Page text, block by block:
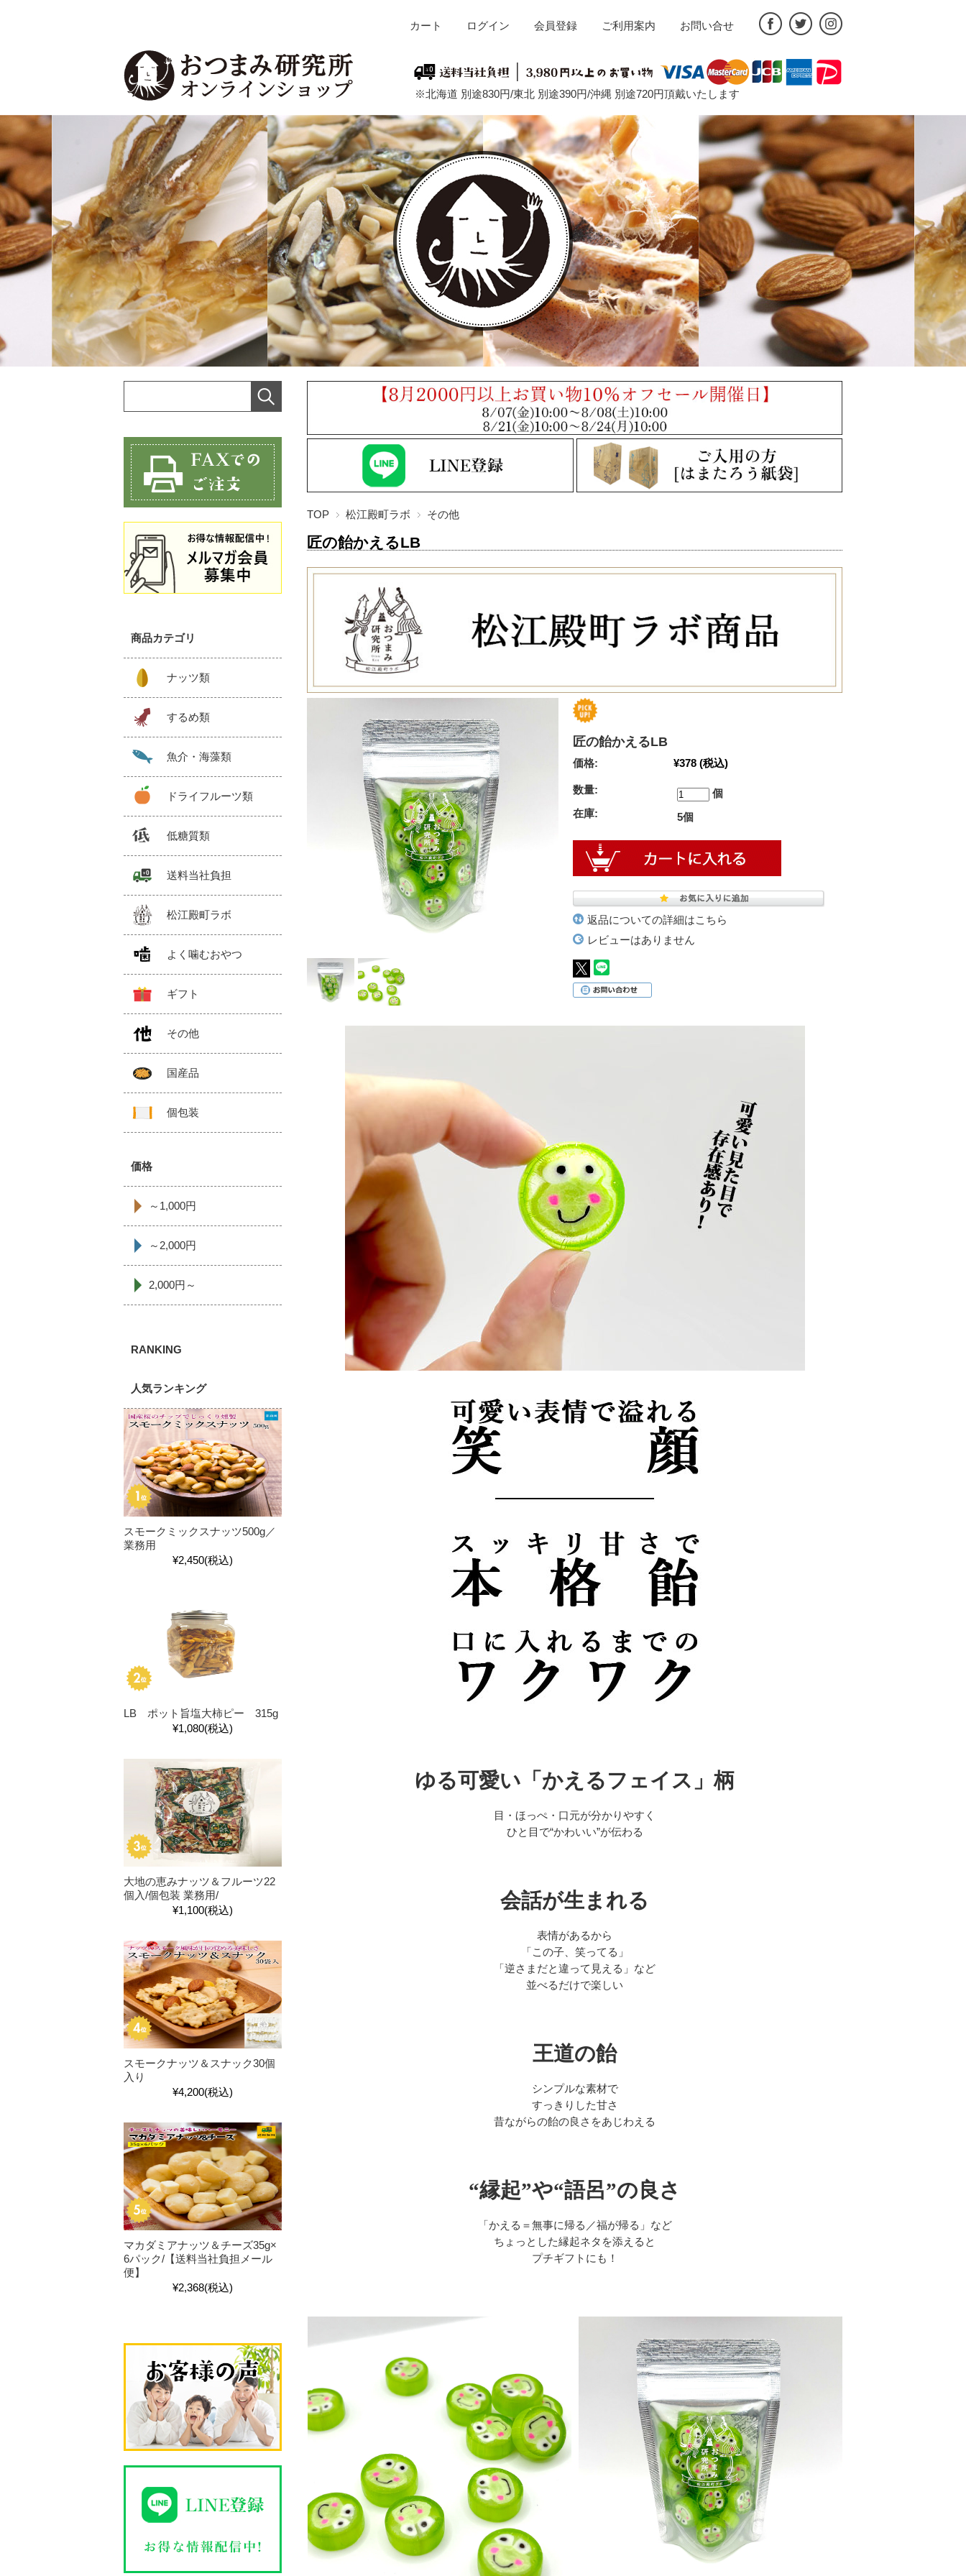
※北海道 別途830円/東北 別途390円/沖縄 別途720円頂戴いたします
カート ログイン 会員登録 ご利用案内 お問い合せ
TOP 松江殿町ラボ その他
匠の飴かえるLB
匠の飴かえるLB
価格: ¥378 (税込)
数量:
個
在庫:
5個
返品についての詳細はこちら
レビューはありません
ゆる可愛い「かえるフェイス」柄
目・ほっぺ・口元が分かりやすく
ひと目で“かわいい”が伝わる
会話が生まれる
表情があるから
「この子、笑ってる」
「逆さまだと違って見える」など
並べるだけで楽しい
王道の飴
シンプルな素材で
すっきりした甘さ
昔ながらの飴の良さをあじわえる
“縁起”や“語呂”の良さ
「かえる＝無事に帰る／福が帰る」など
ちょっとした縁起ネタを添えると
プチギフトにも！
商品カテゴリ
ナッツ類
するめ類
魚介・海藻類
ドライフルーツ類
低糖質類
送料当社負担
松江殿町ラボ
よく噛むおやつ
ギフト
その他
国産品
個包装
価格
～1,000円
～2,000円
2,000円～
人気ランキング
スモークミックスナッツ500g／
業務用
¥2,450(税込)
LB ポット旨塩大柿ピー 315g
¥1,080(税込)
大地の恵みナッツ＆フルーツ22
個入/個包装 業務用/
¥1,100(税込)
スモークナッツ＆スナック30個
入り
¥4,200(税込)
マカダミアナッツ＆チーズ35g×
6パック/【送料当社負担メール
便】
¥2,368(税込)